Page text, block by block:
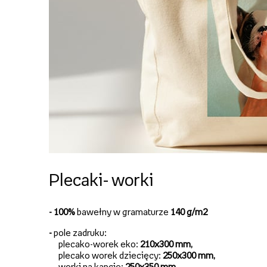
Plecaki- worki
- 100% bawełny w gramaturze 140 g/m2
-pole zadruku:
plecako-worek eko: 210x300 mm,
plecako worek dziecięcy: 250x300 mm,